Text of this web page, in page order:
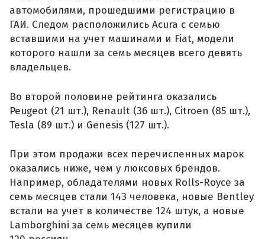
автомобилями, прошедшими регистрацию в
ГАИ. Следом расположились Acura с семью
вставшими на учет машинами и Fiat, модели
которого нашли за семь месяцев всего девять
владельцев.
Во второй половине рейтинга оказались
Peugeot (21 шт.), Renault (36 шт.), Citroen (85 шт.),
Tesla (89 шт.) и Genesis (127 шт.).
При этом продажи всех перечисленных марок
оказались ниже, чем у люксовых брендов.
Например, обладателями новых Rolls-Royce за
семь месяцев стали 143 человека, новые Bentley
встали на учет в количестве 124 штук, а новые
Lamborghini за семь месяцев купили